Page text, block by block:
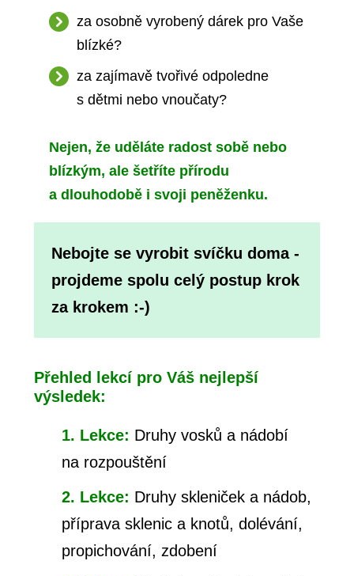
za osobně vyrobený dárek pro Vaše
blízké?
za zajímavě tvořivé odpoledne
s dětmi nebo vnoučaty?
Nejen, že uděláte radost sobě nebo
blízkým, ale šetříte přírodu
a dlouhodobě i svoji peněženku.
Nebojte se vyrobit svíčku doma -
projdeme spolu celý postup krok
za krokem :-)
Přehled lekcí pro Váš nejlepší
výsledek:
1. Lekce: Druhy vosků a nádobí
na rozpouštění
2. Lekce: Druhy skleniček a nádob,
příprava sklenic a knotů, dolévání,
propichování, zdobení